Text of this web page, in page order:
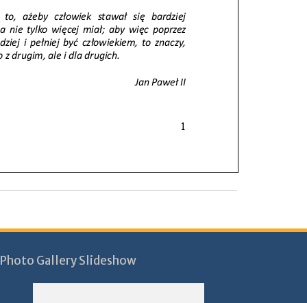
Photo Gallery Slideshow